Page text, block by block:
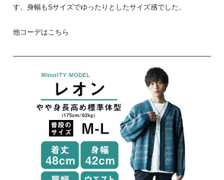
す。身幅もSサイズでゆったりとしたサイズ感でした。
他コーデはこちら